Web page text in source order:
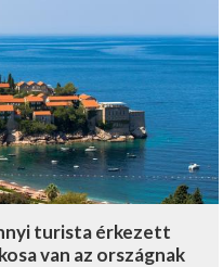
turista érkezett
van az országnak